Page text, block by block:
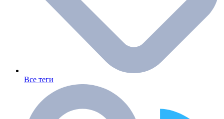
Все теги